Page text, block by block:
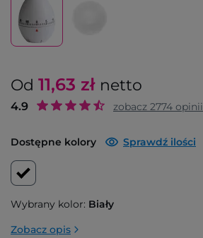
Od 11,63 zł netto
4.9 zobacz 2774 opinii
Dostępne kolory Sprawdź ilości
Wybrany kolor: Biały
Zobacz opis